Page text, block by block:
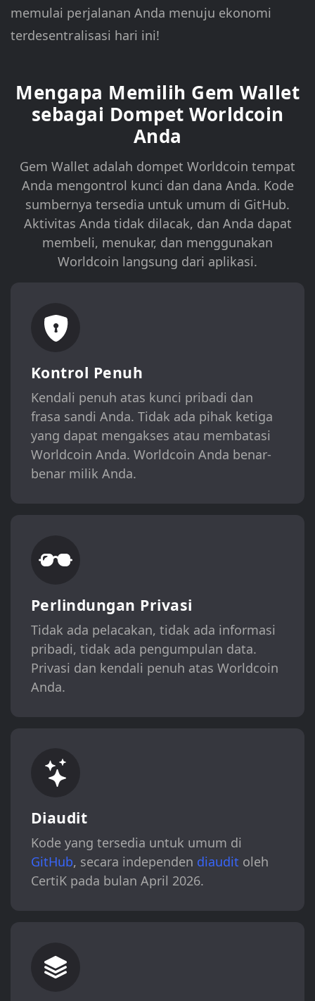
memulai perjalanan Anda menuju ekonomi
terdesentralisasi hari ini!
Mengapa Memilih Gem Wallet
sebagai Dompet Worldcoin
Anda
Gem Wallet adalah dompet Worldcoin tempat
Anda mengontrol kunci dan dana Anda. Kode
sumbernya tersedia untuk umum di GitHub.
Aktivitas Anda tidak dilacak, dan Anda dapat
membeli, menukar, dan menggunakan
Worldcoin langsung dari aplikasi.
Kontrol Penuh
Kendali penuh atas kunci pribadi dan
frasa sandi Anda. Tidak ada pihak ketiga
yang dapat mengakses atau membatasi
Worldcoin Anda. Worldcoin Anda benar-
benar milik Anda.
Perlindungan Privasi
Tidak ada pelacakan, tidak ada informasi
pribadi, tidak ada pengumpulan data.
Privasi dan kendali penuh atas Worldcoin
Anda.
Diaudit
Kode yang tersedia untuk umum di
GitHub, secara independen diaudit oleh
CertiK pada bulan April 2026.